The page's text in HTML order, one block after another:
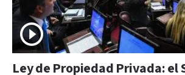
Ley de Propiedad Privada: el